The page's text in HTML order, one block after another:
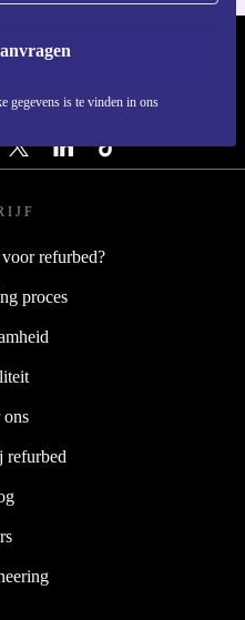
gegevens is te vinden in ons
- RETHINK NEW.
ONS
refurbed?
proces
refurbed